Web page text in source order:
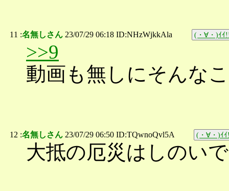
11 :名無しさん 23/07/29 06:18 ID:NHzWjkkAla (・∀・)ｲｲ
>>9
動画も無しにそんな
12 :名無しさん 23/07/29 06:50 ID:TQwnoQvl5A (・∀・)ｲ
大抵の厄災はしのい